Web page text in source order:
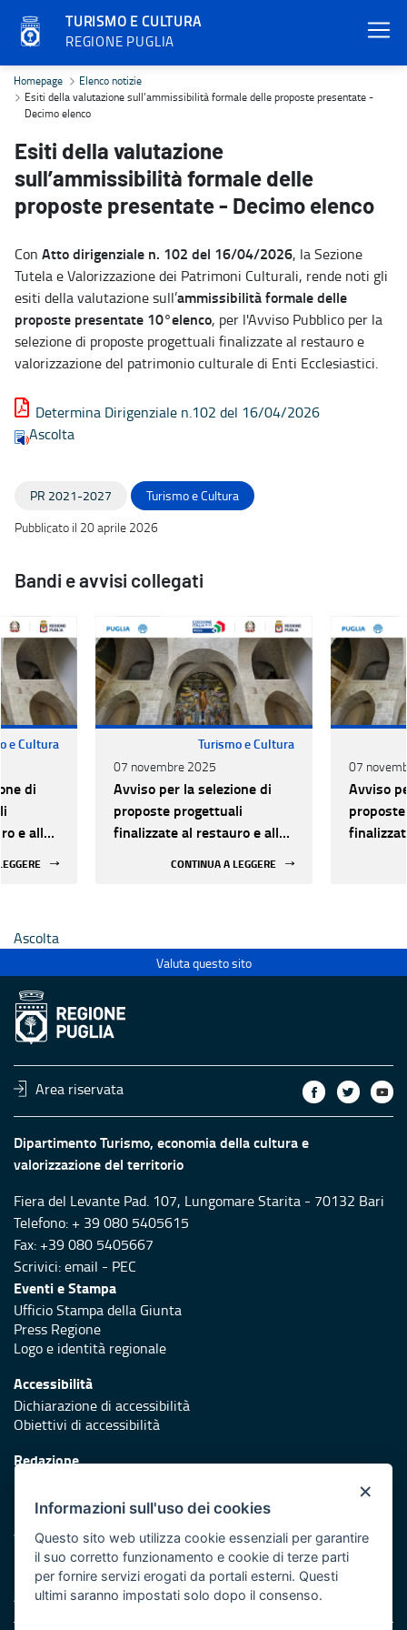
TURISMO E CULTURA
REGIONE PUGLIA
Esiti della valutazione sull’ammissibilità formale delle proposte
Homepage
Elenco notizie
Esiti della valutazione sull’ammissibilità formale delle proposte presentate -
Decimo elenco
Esiti della valutazione
sull’ammissibilità formale delle
proposte presentate - Decimo elenco
Con Atto dirigenziale n. 102 del 16/04/2026, la Sezione
Tutela e Valorizzazione dei Patrimoni Culturali, rende noti gli
esiti della valutazione sull’ammissibilità formale delle
proposte presentate 10°elenco, per l'Avviso Pubblico per la
selezione di proposte progettuali finalizzate al restauro e
valorizzazione del patrimonio culturale di Enti Ecclesiastici.
Determina Dirigenziale n.102 del 16/04/2026
Ascolta
PR 2021-2027
Turismo e Cultura
Pubblicato il 20 aprile 2026
Bandi e avvisi collegati
e Cultura
di
e alla
Turismo e Cultura
07 novembre 2025
Avviso per la selezione di
proposte progettuali
finalizzate al restauro e alla
CONTINUA A LEGGERE
07
Avviso
Ascolta
Valuta questo sito
Area riservata
Dipartimento Turismo, economia della cultura e
valorizzazione del territorio
Fiera del Levante Pad. 107, Lungomare Starita - 70132 Bari
Telefono: + 39 080 5405615
Fax: +39 080 5405667
Scrivici:email - PEC
Eventi e Stampa
Ufficio Stampa della Giunta
Press Regione
Logo e identità regionale
Accessibilità
Dichiarazione di accessibilità
Obiettivi di accessibilità
Redazione
Protezione civile
Vai al sito di Protezione Civile Puglia
Iniziativa finanziata con risorse del POR Puglia 2014/2020 -
Asse XI
×
Informazioni sull'uso dei cookies
Questo sito web utilizza cookie essenziali per garantire
il suo corretto funzionamento e cookie di terze parti
per fornire servizi erogati da portali esterni. Questi
ultimi saranno impostati solo dopo il consenso.